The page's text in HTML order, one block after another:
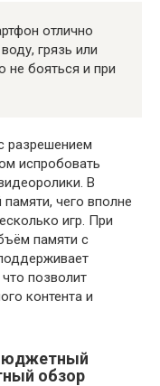
отлично
грязь или
не бояться и при
разрешением
испробовать
В
чего вполне
игр. При
памяти с
позволит
контента и
обзор